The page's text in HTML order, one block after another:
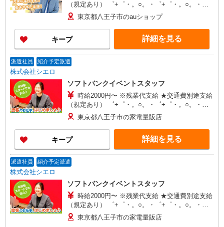
（規定あり） ゜+゜・。○。・゜+゜・。○。・゜
+゜ 入社祝い金10万円支給(規定有) お友達を紹介
頂くと, インセンティブ支給(規定有) ★月2回払
い・週払い可能（規程有）★ ゜・。○。・゜
+゜・。○。・゜+゜
東京都八王子市のauショップ
キープ 詳細を見る
派遣社員 紹介予定派遣
株式会社シエロ
ソフトバンクイベントスタッフ
時給2000円〜 ※残業代支給 ★交通費別途支給
（規定あり） ゜+゜・。○。・゜+゜・。○。・゜
+゜ 入社祝い金10万円支給(規定有) お友達を紹介
頂くと, インセンティブ支給(規定有) ★月2回払
い・週払い可能（規程有）★ ゜・。○。・゜
+゜・。○。・゜+゜
東京都八王子市の家電量販店
キープ 詳細を見る
派遣社員 紹介予定派遣
株式会社シエロ
ソフトバンクイベントスタッフ
時給2000円〜 ※残業代支給 ★交通費別途支給
（規定あり） ゜+゜・。○。・゜+゜・。○。・゜
+゜ 入社祝い金10万円支給(規定有) お友達を紹介
頂くと, インセンティブ支給(規定有) ★月2回払
東京都八王子市の家電量販店